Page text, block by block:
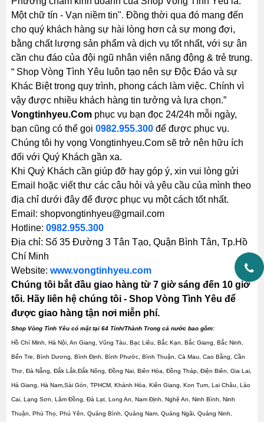
Một chữ tín - Vạn niềm tin". Đồng thời qua đó mang đến
cho quý khách hàng sự hài lòng hơn cả sự mong đợi,
bằng chất lượng sản phẩm và dịch vụ tốt nhất, với sự ân
cần chu đáo của đội ngũ nhân viên năng động & trẻ trung.
“ Shop Vòng Tình Yêu luôn tạo nên sự Độc Đáo và sự
Khác Biệt trong quy trình, phong cách làm việc. Chính vì
vậy được nhiều khách hàng tin tưởng và lựa chọn.”
Vongtinhyeu.Com phục vụ bạn đọc 24/24h mỗi ngày,
bạn cũng có thể gọi0982.955.300 để được phục vụ.
Chúng tôi hy vọng Vongtinhyeu.Com sẽ trở nên hữu ích
đối với Quý Khách gần xa.
Khi Quý Khách cần giúp đỡ hay góp ý, xin vui lòng gửi
Email hoặc viết thư các câu hỏi và yêu cầu của mình theo
địa chỉ dưới đây để được phục vụ một cách tốt nhất.
Email: shopvongtinhyeu@gmail.com
Hotline:0982.955.300
Địa chỉ: Số 35 Đường 3 Tân Tạo, Quận Bình Tân, Tp.Hồ
Chí Minh
Website: www.vongtinhyeu.com
Chúng tôi bắt đầu giao hàng từ 7 giờ sáng đến 10 giờ
tối. Hãy liên hệ chúng tôi - Shop Vòng Tình Yêu để
được giao hàng tận nơi miễn phí.
Shop Vòng Tình Yêu có mặt tại 64 Tỉnh/Thành Trong cả nước bao gồm:
Hồ Chí Minh, Hà Nội, An Giang, Vũng Tàu, Bạc Liêu, Bắc Kạn, Bắc Giang, Bắc Ninh,
Bến Tre, Bình Dương, Bình Định, Bình Phước, Bình Thuận, Cà Mau, Cao Bằng, Cần
Thơ, Đà Nẵng, Đắk Lắk,Đắk Nông, Đồng Nai, Biên Hòa, Đồng Tháp, Điện Biên, Gia Lai,
Hà Giang, Hà Nam,Sài Gòn, TPHCM, Khánh Hòa, Kiên Giang, Kon Tum, Lai Châu, Lào
Cai, Lạng Sơn, Lâm Đồng, Đà Lạt, Long An, Nam Định, Nghệ An, Ninh Bình, Ninh
Thuận, Phú Thọ, Phú Yên, Quảng Bình, Quảng Nam, Quảng Ngãi, Quảng Ninh,